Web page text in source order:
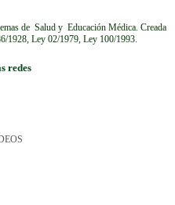
de Salud y Educación Médica. Creada
1928, Ley 02/1979, Ley 100/1993.
redes